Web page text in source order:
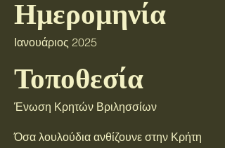
Ημερομηνία
Ιανουάριος 2025
Τοποθεσία
Ένωση Κρητών Βριλησσίων
Όσα λουλούδια ανθίζουνε στην Κρήτη